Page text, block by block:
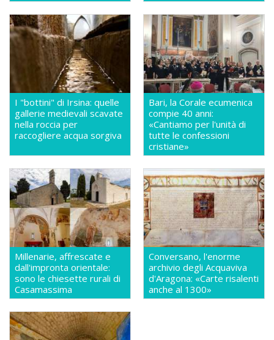
I "bottini" di Irsina: quelle
gallerie medievali scavate
nella roccia per
raccogliere acqua sorgiva
Bari, la Corale ecumenica
compie 40 anni:
«Cantiamo per l'unità di
tutte le confessioni
cristiane»
Millenarie, affrescate e
dall'impronta orientale:
sono le chiesette rurali di
Casamassima
Conversano, l'enorme
archivio degli Acquaviva
d'Aragona: «Carte risalenti
anche al 1300»